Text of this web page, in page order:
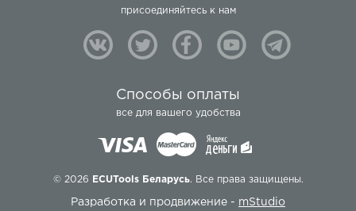
присоединяйтесь к нам
Способы оплаты
все для вашего удобства
© 2026 ECUTools Беларусь. Все права защищены.
Разработка и продвижение - mStudio